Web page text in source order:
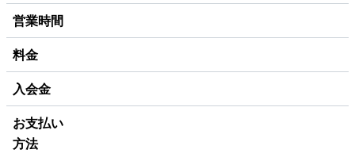
営業時間
料金
入会金
お支払い
方法